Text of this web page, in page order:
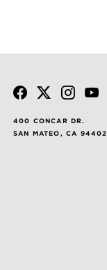
400 CONCAR DR.
SAN MATEO, CA 94402